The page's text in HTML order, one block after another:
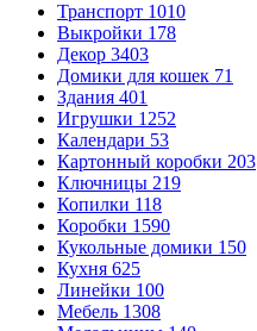
Транспорт 1010
Выкройки 178
Декор 3403
Домики для кошек 71
Здания 401
Игрушки 1252
Календари 53
Картонный коробки 203
Ключницы 219
Копилки 118
Коробки 1590
Кукольные домики 150
Кухня 625
Линейки 100
Мебель 1308